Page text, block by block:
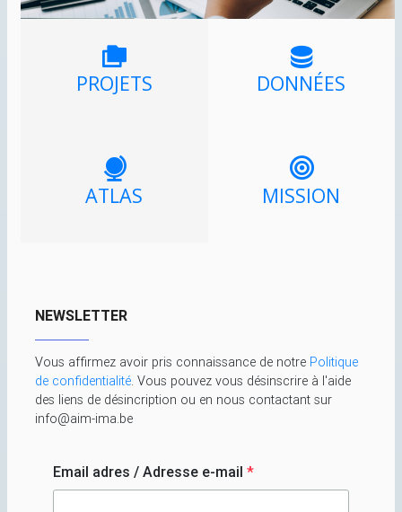
PROJETS DONNÉES
ATLAS MISSION
NEWSLETTER
Vous affirmez avoir pris connaissance de notre Politique
de confidentialité. Vous pouvez vous désinscrire à l'aide
des liens de désincription ou en nous contactant sur
info@aim-ima.be
Email adres / Adresse e-mail *